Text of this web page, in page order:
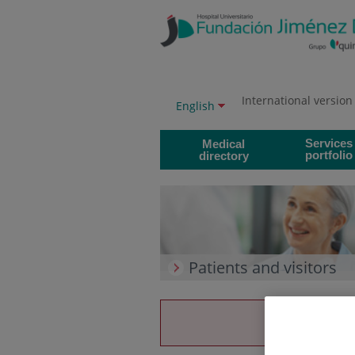
to
content
Language
Active
English International version
Medical
directory
Services
portfolio
Patients and visitors